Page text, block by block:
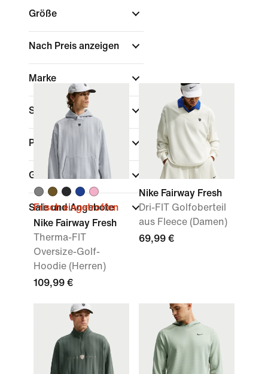
Größe
Nach Preis anzeigen
Marke
Sport (1)
Passform
Gewicht des Materials
Sale und Angebote
Frisch eingetroffen
Nike Fairway Fresh
Therma-FIT
Oversize-Golf-
Hoodie (Herren)
109,99 €
Nike Fairway Fresh
Dri-FIT Golfoberteil
aus Fleece (Damen)
69,99 €